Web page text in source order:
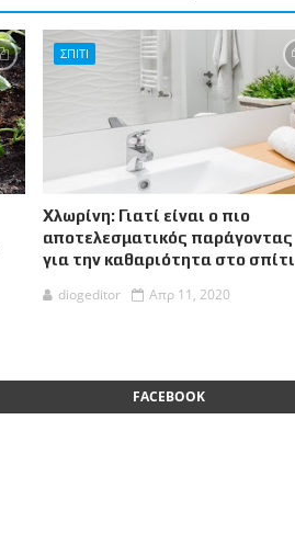
ΣΠΙΤΙ
Χλωρίνη: Γιατί είναι ο πιο
αποτελεσματικός παράγοντας
για την καθαριότητα στο σπίτι
diogeditor
Απρ 11, 2020
FACEBOOK